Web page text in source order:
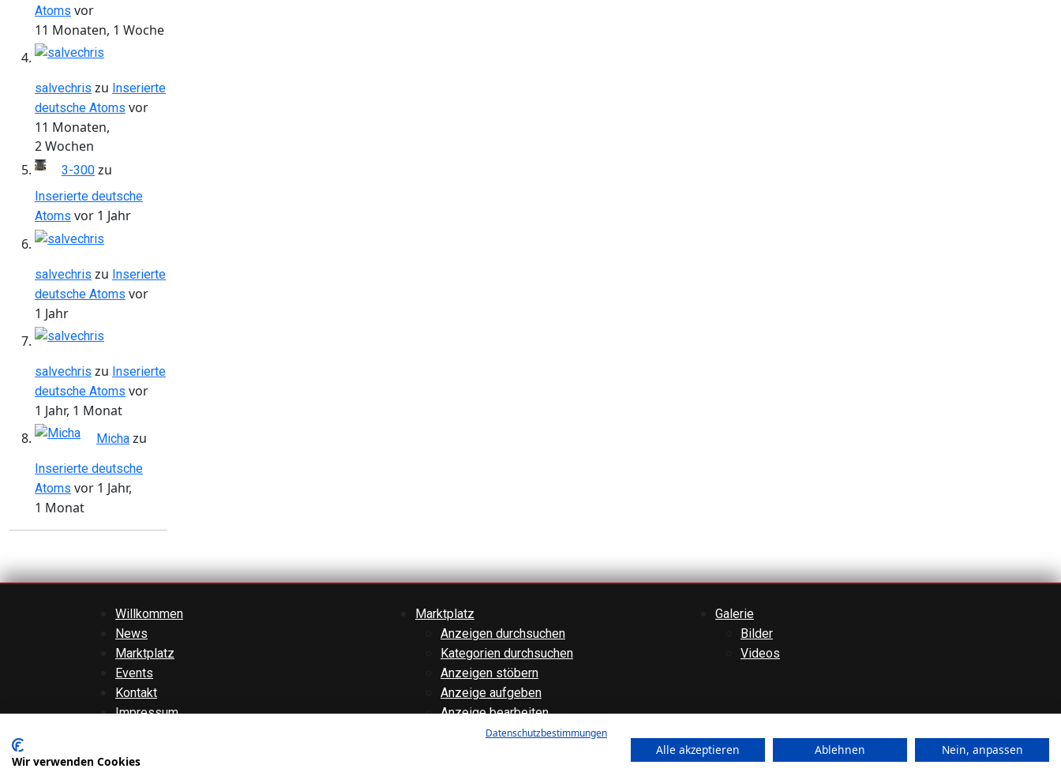
Atoms vor
11 Monaten, 1 Woche
salvechris zu Inserierte
deutsche Atoms vor
11 Monaten,
2 Wochen
3-300 zu
Inserierte deutsche
Atoms vor 1 Jahr
salvechris zu Inserierte
deutsche Atoms vor
1 Jahr
salvechris zu Inserierte
deutsche Atoms vor
1 Jahr, 1 Monat
Micha zu
Inserierte deutsche
Atoms vor 1 Jahr,
1 Monat
Willkommen
News
Marktplatz
Events
Kontakt
Impressum
Marktplatz
Anzeigen durchsuchen
Kategorien durchsuchen
Anzeigen stöbern
Anzeige aufgeben
Anzeige bearbeiten
Forenübersicht
Galerie
Bilder
Videos
Datenschutzbestimmungen
Wir verwenden Cookies
Alle akzeptieren Ablehnen Nein, anpassen